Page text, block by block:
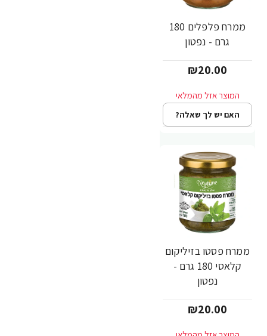
ממרח פלפלים 180
גרם - נפטון
₪20.00
האם יש לך שאלה?
ממרח פסטו בזיליקום
קלאסי 180 גרם -
נפטון
₪20.00